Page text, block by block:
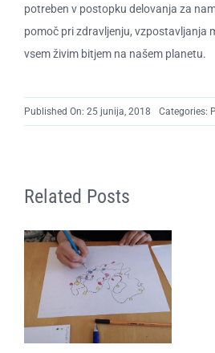
potreben v postopku delovanja za
pomoč pri zdravljenju, vzpostavljanja
vsem živim bitjem na našem planetu.
Published On: 25 junija, 2018 Categories:
Related Posts